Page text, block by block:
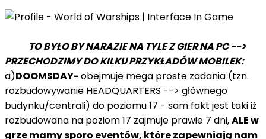
TO BYŁO BY NARAZIE NA TYLE Z GIER NA PC -->
PRZECHODZIMY DO KILKU PRZYKŁADÓW MOBILEK:
a)DOOMSDAY-obejmuje mega proste zadania (tzn.
rozbudowywanie HEADQUARTERS --> głównego
budynku/centrali) do poziomu 17 - sam fakt jest taki iż
rozbudowana na poziom 17 zajmuje prawie 7 dni,ALE w
grze mamy sporo eventów, które zapewniają nam